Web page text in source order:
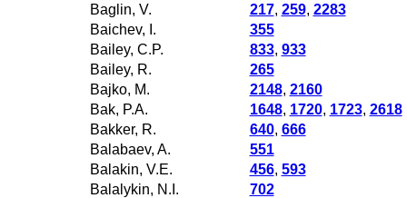
Baglin, V.
217, 259, 2283
Baichev, I.
355
Bailey, C.P.
833, 933
Bailey, R.
265
Bajko, M.
2148, 2160
Bak, P.A.
1648, 1720, 1723, 2618
Bakker, R.
640, 666
Balabaev, A.
551
Balakin, V.E.
456, 593
Balalykin, N.I.
702